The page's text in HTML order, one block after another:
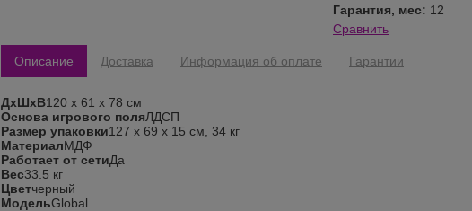
Гарантия, мес: 12
Сравнить
Описание Доставка Информация об оплате Гарантии
ДхШхВ120 х 61 х 78 см
Основа игрового поляЛДСП
Размер упаковки127 х 69 х 15 см, 34 кг
МатериалМДФ
Работает от сетиДа
Вес33.5 кг
Цветчерный
МодельGlobal